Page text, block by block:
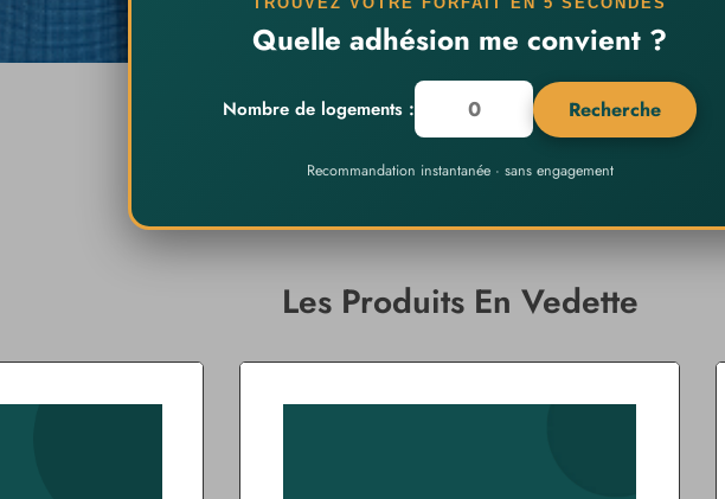
Quelle adhésion me convient ?
Nombre de logements : Recherche
Recommandation instantanée · sans engagement
Les Produits En Vedette